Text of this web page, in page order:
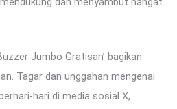
Jumbo Gratisan’ bagikan
Tagar dan unggahan mengenai
hari di media sosial X,